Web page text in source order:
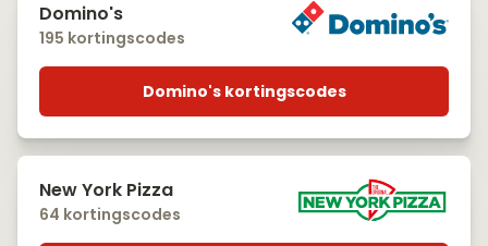
Domino's
195 kortingscodes
Domino's kortingscodes
New York Pizza
64 kortingscodes